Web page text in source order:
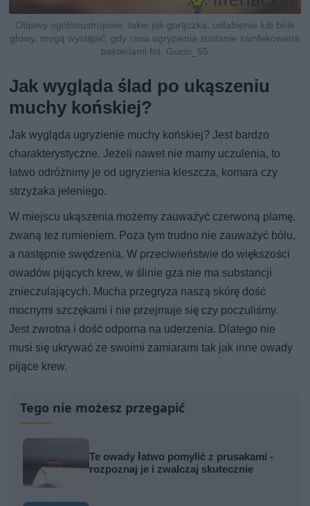
Objawy ogólnoustrojowe, takie jak gorączka, osłabienie lub bóle
głowy, mogą wystąpić, gdy rana ugryzienia zostanie zainfekowana
bakteriami fot. Gucio_55
Jak wygląda ślad po ukąszeniu
muchy końskiej?
Jak wygląda ugryzienie muchy końskiej? Jest bardzo
charakterystyczne. Jeżeli nawet nie mamy uczulenia, to
łatwo odróżnimy je od ugryzienia kleszcza, komara czy
strzyżaka jeleniego.
W miejscu ukąszenia możemy zauważyć czerwoną plamę,
zwaną też rumieniem. Poza tym trudno nie zauważyć bólu,
a następnie swędzenia. W przeciwieństwie do większości
owadów pijących krew, w ślinie gza nie ma substancji
znieczulających. Mucha przegryza naszą skórę dość
mocnymi szczękami i nie przejmuje się czy poczuliśmy.
Jest zwrotna i dość odporna na uderzenia. Dlatego nie
musi się ukrywać ze swoimi zamiarami tak jak inne owady
pijące krew.
Tego nie możesz przegapić
Te owady łatwo pomylić z prusakami -
rozpoznaj je i zwalczaj skutecznie